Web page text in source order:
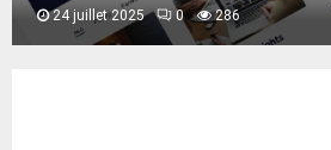
24 juillet 2025 0 286